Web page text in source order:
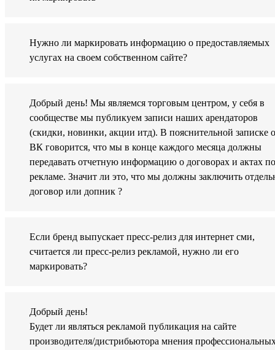
Нужно ли маркировать информацию о предоставляемых
услугах на своем собственном сайте?
Добрый день! Мы являемся торговым центром, у себя в
сообществе мы публикуем записи наших арендаторов
(скидки, новинки, акции итд). В пояснительной записке
ВК говорится, что мы в конце каждого месяца должны
передавать отчетную информацию о договорах и актах по
рекламе. Значит ли это, что мы должны заключить
договор или допник ?
Если бренд выпускает пресс-релиз для интернет сми,
считается ли пресс-релиз рекламой, нужно ли его
маркировать?
Добрый день!
Будет ли являться рекламой публикация на сайте
производителя/дистрибьютора мнения